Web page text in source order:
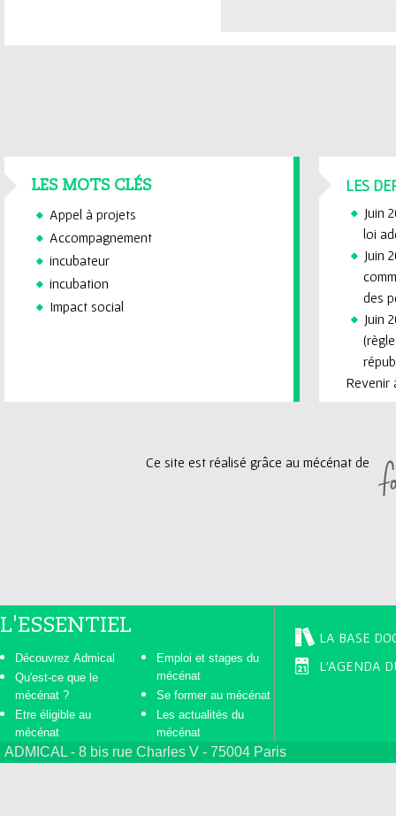
LES MOTS CLÉS
Appel à projets
Accompagnement
incubateur
incubation
Impact social
LES
Juin
loi
Juin
des
Juin
Revenir
Ce site est réalisé grâce au mécénat de
L'ESSENTIEL
Découvrez Admical
Qu'est-ce que le
mécénat ?
Etre éligible au
mécénat
Emploi et stages du
mécénat
Se former au mécénat
Les actualités du
mécénat
LA BASE
L'AGENDA
ADMICAL - 8 bis rue Charles V - 75004 Paris